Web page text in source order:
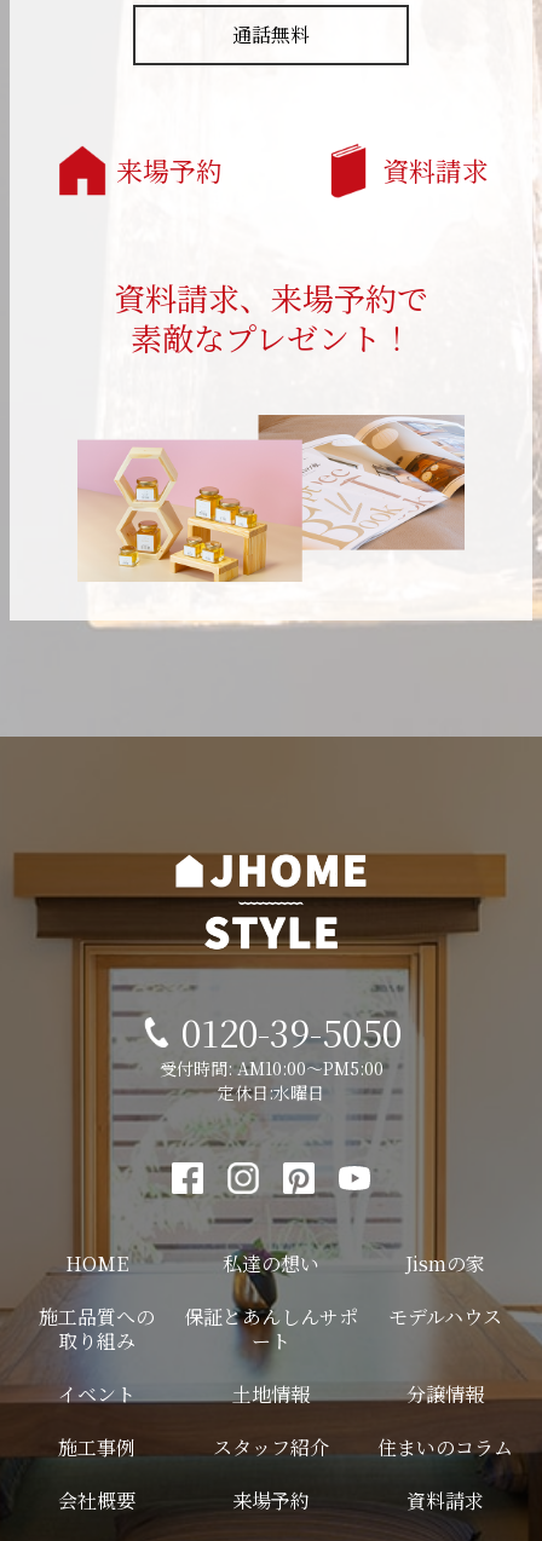
通話無料
来場予約 資料請求
資料請求、来場予約で
素敵なプレゼント！
0120-39-5050
受付時間: AM10:00～PM5:00
定休日:水曜日
HOME 私達の想い
Jismの家
施工品質への
取り組み
保証とあんしんサポ
ート
モデルハウス
イベント 土地情報
分譲情報
施工事例
スタッフ紹介
住まいのコラム
会社概要
来場予約 資料請求